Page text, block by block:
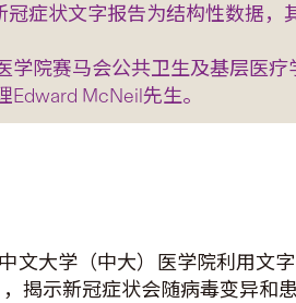
症状文字报告为结构性数据
学院赛马会公共卫生及基层医
McNeil先生。
文大学（中大）医学院利用文
揭示新冠症状会随病毒变异